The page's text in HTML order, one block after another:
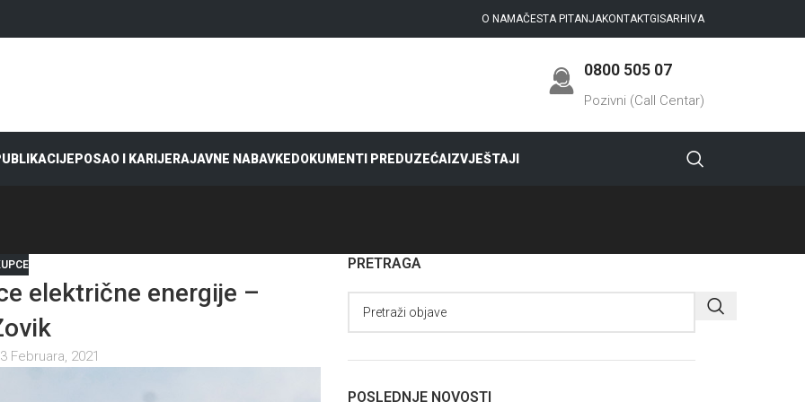
O NAMAČESTA PITANJAKONTAKTGISARHIVA
0800 505 07
Pozivni (Call Centar)
POSAO I KARIJERAJAVNE NABAVKEDOKUMENTI PREDUZEĆAIZVJEŠTAJI
električne energije –
Februara, 2021
PRETRAGA
POSLEDNJE NOVOSTI